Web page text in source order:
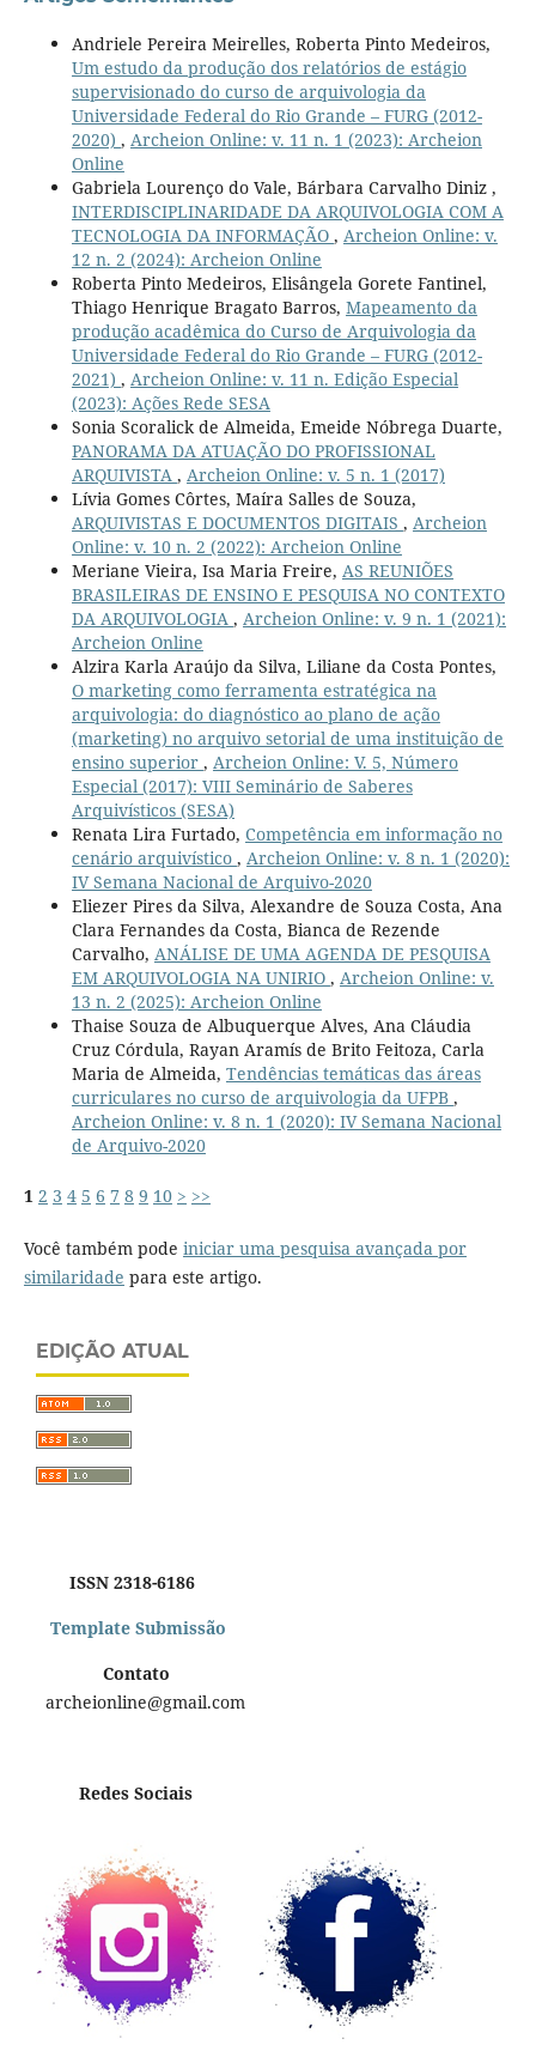
Andriele Pereira Meirelles, Roberta Pinto Medeiros,
Um estudo da produção dos relatórios de estágio
supervisionado do curso de arquivologia da
Universidade Federal do Rio Grande – FURG (2012-
2020) , Archeion Online: v. 11 n. 1 (2023): Archeion
Online
Gabriela Lourenço do Vale, Bárbara Carvalho Diniz ,
INTERDISCIPLINARIDADE DA ARQUIVOLOGIA COM A
TECNOLOGIA DA INFORMAÇÃO , Archeion Online: v.
12 n. 2 (2024): Archeion Online
Roberta Pinto Medeiros, Elisângela Gorete Fantinel,
Thiago Henrique Bragato Barros, Mapeamento da
produção acadêmica do Curso de Arquivologia da
Universidade Federal do Rio Grande – FURG (2012-
2021) , Archeion Online: v. 11 n. Edição Especial
(2023): Ações Rede SESA
Sonia Scoralick de Almeida, Emeide Nóbrega Duarte,
PANORAMA DA ATUAÇÃO DO PROFISSIONAL
ARQUIVISTA , Archeion Online: v. 5 n. 1 (2017)
Lívia Gomes Côrtes, Maíra Salles de Souza,
ARQUIVISTAS E DOCUMENTOS DIGITAIS , Archeion
Online: v. 10 n. 2 (2022): Archeion Online
Meriane Vieira, Isa Maria Freire, AS REUNIÕES
BRASILEIRAS DE ENSINO E PESQUISA NO CONTEXTO
DA ARQUIVOLOGIA , Archeion Online: v. 9 n. 1 (2021):
Archeion Online
Alzira Karla Araújo da Silva, Liliane da Costa Pontes,
O marketing como ferramenta estratégica na
arquivologia: do diagnóstico ao plano de ação
(marketing) no arquivo setorial de uma instituição de
ensino superior , Archeion Online: V. 5, Número
Especial (2017): VIII Seminário de Saberes
Arquivísticos (SESA)
Renata Lira Furtado, Competência em informação no
cenário arquivístico , Archeion Online: v. 8 n. 1 (2020):
IV Semana Nacional de Arquivo-2020
Eliezer Pires da Silva, Alexandre de Souza Costa, Ana
Clara Fernandes da Costa, Bianca de Rezende
Carvalho, ANÁLISE DE UMA AGENDA DE PESQUISA
EM ARQUIVOLOGIA NA UNIRIO , Archeion Online: v.
13 n. 2 (2025): Archeion Online
Thaise Souza de Albuquerque Alves, Ana Cláudia
Cruz Córdula, Rayan Aramís de Brito Feitoza, Carla
Maria de Almeida, Tendências temáticas das áreas
curriculares no curso de arquivologia da UFPB ,
Archeion Online: v. 8 n. 1 (2020): IV Semana Nacional
de Arquivo-2020
1 2 3 4 5 6 7 8 9 10 > >>
Você também pode iniciar uma pesquisa avançada por
similaridade para este artigo.
EDIÇÃO ATUAL
ISSN 2318-6186
Template Submissão
Contato
archeionline@gmail.com
Redes Sociais